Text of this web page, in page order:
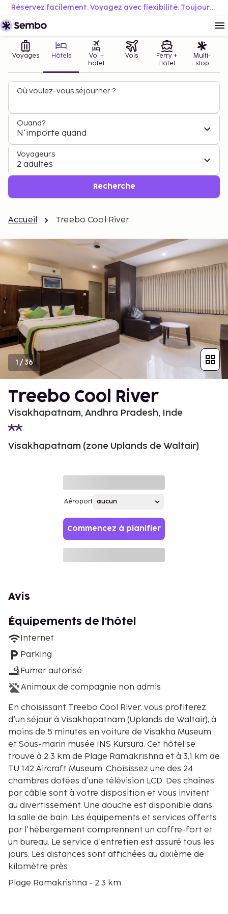
Réservez facilement. Voyagez avec flexibilité. Toujours au meilleur prix.
Voyages Hôtels
Vol +
hôtel
Vols
Ferry +
Hôtel
Multi-
stop
Où voulez-vous séjourner ?
Quand?
N'importe quand
Voyageurs
2 adultes
Recherche
Accueil Treebo Cool River
1 /36
Treebo Cool River
Visakhapatnam, Andhra Pradesh, Inde
Visakhapatnam (zone Uplands de Waltair)
Aéroport
Commencez à planifier
Avis
Équipements de l'hôtel
Internet
Parking
Fumer autorisé
Animaux de compagnie non admis
En choisissant Treebo Cool River, vous profiterez
d'un séjour à Visakhapatnam (Uplands de Waltair), à
moins de 5 minutes en voiture de Visakha Museum
et Sous-marin musée INS Kursura. Cet hôtel se
trouve à 2,3 km de Plage Ramakrishna et à 3,1 km de
TU 142 Aircraft Museum. Choisissez une des 24
chambres dotées d'une télévision LCD. Des chaînes
par câble sont à votre disposition et vous invitent
au divertissement. Une douche est disponible dans
la salle de bain. Les équipements et services offerts
par l'hébergement comprennent un coffre-fort et
un bureau. Le service d'entretien est assuré tous les
jours. Les distances sont affichées au dixième de
kilomètre près
Plage Ramakrishna - 2,3 km